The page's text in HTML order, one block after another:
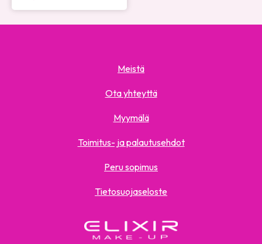
Meistä
Ota yhteyttä
Myymälä
Toimitus- ja palautusehdot
Peru sopimus
Tietosuojaseloste